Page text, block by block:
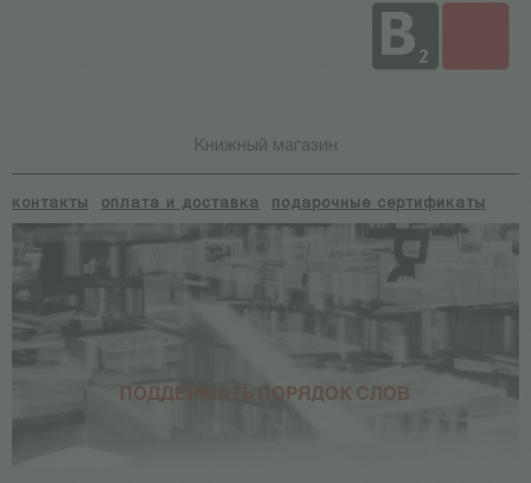
Книжный магазин
контакты оплата и доставка подарочные сертификаты